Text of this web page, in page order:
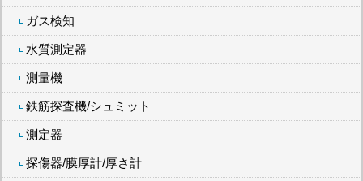
ガス検知
水質測定器
測量機
鉄筋探査機/シュミット
測定器
探傷器/膜厚計/厚さ計